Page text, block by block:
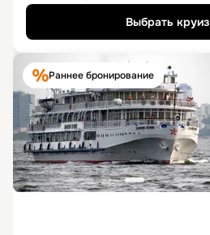
Выбрать круиз
Раннее бронирование